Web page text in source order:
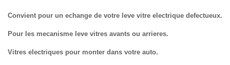
Convient pour un echange de votre leve vitre electrique defectueux.
Pour les mecanisme leve vitres avants ou arrieres.
Vitres electriques pour monter dans votre auto.